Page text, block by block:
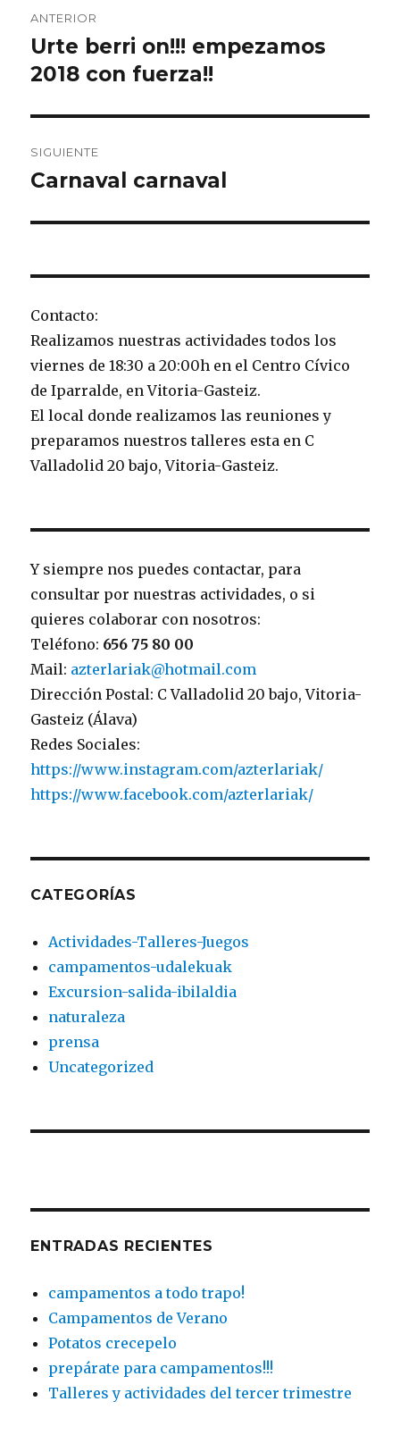
de
entradas
ANTERIOR
Entrada
anterior:
Urte berri on!!! empezamos
2018 con fuerza!!
SIGUIENTE
Entrada
Carnaval carnaval
Contacto:
Realizamos nuestras actividades todos los
viernes de 18:30 a 20:00h en el Centro Cívico
de Iparralde, en Vitoria-Gasteiz.
El local donde realizamos las reuniones y
preparamos nuestros talleres esta en C
Valladolid 20 bajo, Vitoria-Gasteiz.
Y siempre nos puedes contactar, para
consultar por nuestras actividades, o si
quieres colaborar con nosotros:
Teléfono: 656 75 80 00
Mail: azterlariak@hotmail.com
Dirección Postal: C Valladolid 20 bajo, Vitoria-
Gasteiz (Álava)
Redes Sociales:
https://www.instagram.com/azterlariak/
https://www.facebook.com/azterlariak/
CATEGORÍAS
Actividades-Talleres-Juegos
campamentos-udalekuak
Excursion-salida-ibilaldia
naturaleza
prensa
Uncategorized
ENTRADAS RECIENTES
campamentos a todo trapo!
Campamentos de Verano
Potatos crecepelo
prepárate para campamentos!!!
Talleres y actividades del tercer trimestre